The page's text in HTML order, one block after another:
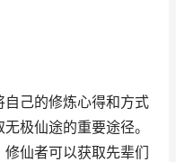
己的修炼心得和方式
极仙途的重要途径。
仙者可以获取先辈们